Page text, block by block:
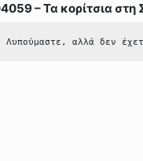
αυτό το περιεχόμενο.
– Τα κορίτσια στη
Λυπούμαστε, αλλά δεν